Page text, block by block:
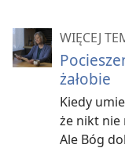
WIĘCEJ
żałobie
Kiedy
że nikt nie
Ale Bóg